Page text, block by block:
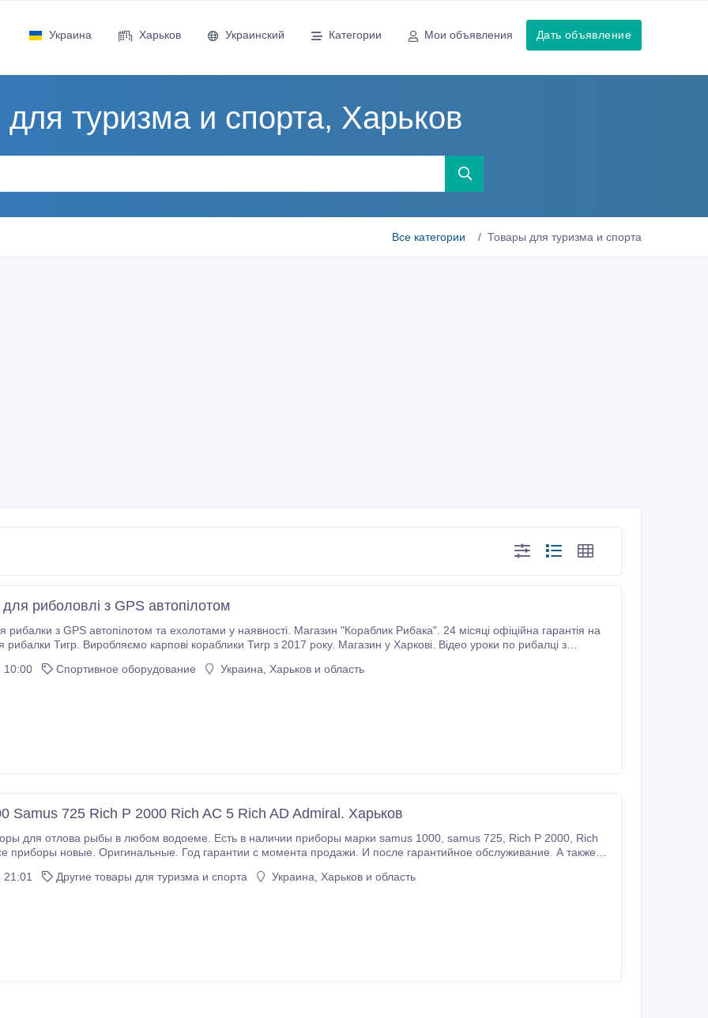
Украина Харьков Украинский Категории Мои объявления Дать объявление
туризма и спорта, Харьков
Все категории Товары для туризма и спорта
риболовлі з GPS автопілотом
з GPS автопілотом та ехолотами у наявності. Магазин "Кораблик Рибака". 24 місяці офіційна гарантія на
рибалки Тигр. Виробляємо карпові кораблики Тигр з 2017 року. Магазин у Харкові. Відео уроки по рибалці з
10:00
Спортивное оборудование Украина, Харьков и область
Samus 725 Rich P 2000 Rich AC 5 Rich AD Admiral. Харьков
отлова рыбы в любом водоеме. Есть в наличии приборы марки samus 1000, samus 725, Rich P 2000, Rich
приборы новые. Оригинальные. Год гарантии с момента продажи. И после гарантийное обслуживание. А также
марки SAMUS.Другие товары для туризма и спорта Украина, Харьков и область